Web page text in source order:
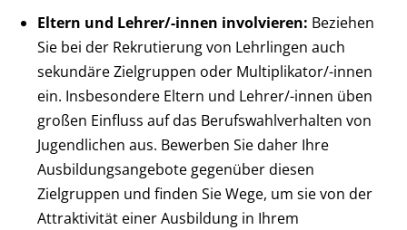
Eltern und Lehrer/-innen involvieren: Beziehen
Sie bei der Rekrutierung von Lehrlingen auch
sekundäre Zielgruppen oder Multiplikator/-innen
ein. Insbesondere Eltern und Lehrer/-innen üben
großen Einfluss auf das Berufswahlverhalten von
Jugendlichen aus. Bewerben Sie daher Ihre
Ausbildungsangebote gegenüber diesen
Zielgruppen und finden Sie Wege, um sie von der
Attraktivität einer Ausbildung in Ihrem